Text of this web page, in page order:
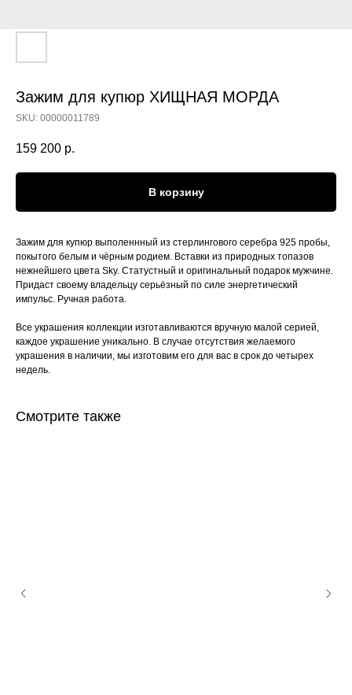
Зажим для купюр ХИЩНАЯ МОРДА
SKU: 00000011789
159 200 р.
В корзину
Зажим для купюр выполеннный из стерлингового серебра 925 пробы,
покытого белым и чёрным родием. Вставки из природных топазов
нежнейшего цвета Sky. Статустный и оригинальный подарок мужчине.
Придаст своему владельцу серьёзный по силе энергетический
импульс. Ручная работа.
Все украшения коллекции изготавливаются вручную малой серией,
каждое украшение уникально. В случае отсутствия желаемого
украшения в наличии, мы изготовим его для вас в срок до четырех
недель.
Смотрите также